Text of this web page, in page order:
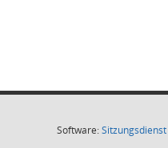
Software:Sitzungsdienst